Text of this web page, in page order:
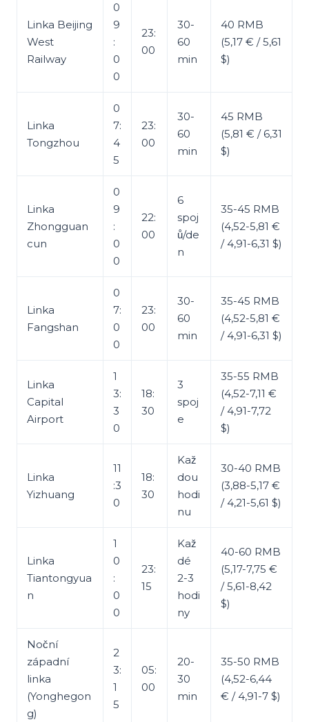
Linka Beijing
West
Railway
0
9
:
0
0
23:
00
30-
60
min
40 RMB
(5,17 € / 5,61
$)
Linka
Tongzhou
0
7:
4
5
23:
00
30-
60
min
45 RMB
(5,81 € / 6,31
$)
Linka
Zhongguan
cun
0
9
:
0
0
22:
00
6
spoj
ů/de
n
35-45 RMB
(4,52-5,81 €
/ 4,91-6,31 $)
Linka
Fangshan
0
7:
0
0
23:
00
30-
60
min
35-45 RMB
(4,52-5,81 €
/ 4,91-6,31 $)
Linka
Capital
Airport
1
3:
3
0
18:
30
3
spoj
e
35-55 RMB
(4,52-7,11 €
/ 4,91-7,72
$)
Linka
Yizhuang
11
:3
0
18:
30
Kaž
dou
hodi
nu
30-40 RMB
(3,88-5,17 €
/ 4,21-5,61 $)
Linka
Tiantongyua
n
1
0
:
0
0
23:
15
Kaž
dé
2-3
hodi
ny
40-60 RMB
(5,17-7,75 €
/ 5,61-8,42
$)
Noční
západní
linka
(Yonghegon
g)
2
3:
1
5
05:
00
20-
30
min
35-50 RMB
(4,52-6,44
€ / 4,91-7 $)